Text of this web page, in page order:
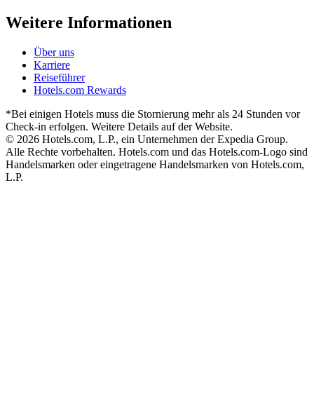
Weitere Informationen
Über uns
Karriere
Reiseführer
Hotels.com Rewards
*Bei einigen Hotels muss die Stornierung mehr als 24 Stunden vor
Check-in erfolgen. Weitere Details auf der Website.
© 2026 Hotels.com, L.P., ein Unternehmen der Expedia Group.
Alle Rechte vorbehalten. Hotels.com und das Hotels.com-Logo sind
Handelsmarken oder eingetragene Handelsmarken von Hotels.com,
L.P.